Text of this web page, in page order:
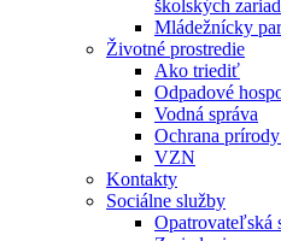
školských
Mládežnícky
Životné prostredie
Ako triediť
Odpadové
Vodná správa
Ochrana
VZN
Kontakty
Sociálne služby
Opatrovateľská